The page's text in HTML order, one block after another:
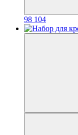
98 104